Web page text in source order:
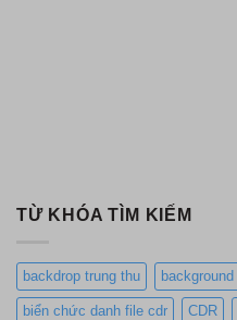
TỪ KHÓA TÌM KIẾM
backdrop trung thu background
biển chức danh file cdr CDR